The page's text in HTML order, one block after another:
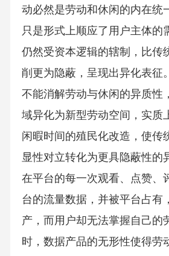
动必然是劳动和休闲的内在统
只是形式上顺应了用户主体的
仍然受资本逻辑的辖制，比传
削更为隐蔽，呈现出异化表征
不能消解劳动与休闲的异质性
域异化为新型劳动空间，实质
闲暇时间的殖民化改造，使传
显性对立转化为更具隐蔽性的
在平台的每一次观看、点赞、
台的流量数据，并被平台占有
产，而用户却无法掌握自己的
时，数据产品的无形性使得劳